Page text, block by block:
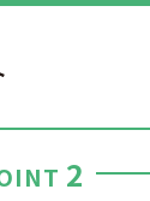
2